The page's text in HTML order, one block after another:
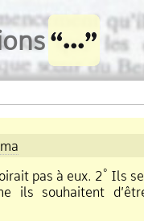
pas à eux. 2° Ils
souhaitent